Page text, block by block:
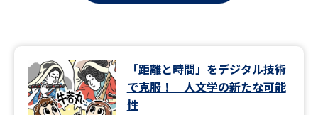
過去問題集
大学・短大以外の資料から請求
「距離と時間」をデジタル技術
で克服！ 人文学の新たな可能
性